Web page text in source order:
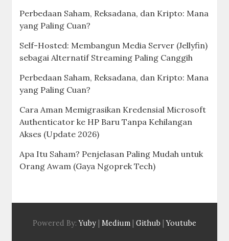
Perbedaan Saham, Reksadana, dan Kripto: Mana
yang Paling Cuan?
Self-Hosted: Membangun Media Server (Jellyfin)
sebagai Alternatif Streaming Paling Canggih
Perbedaan Saham, Reksadana, dan Kripto: Mana
yang Paling Cuan?
Cara Aman Memigrasikan Kredensial Microsoft
Authenticator ke HP Baru Tanpa Kehilangan
Akses (Update 2026)
Apa Itu Saham? Penjelasan Paling Mudah untuk
Orang Awam (Gaya Ngoprek Tech)
Powered By:Yuby Medium Github |Youtube